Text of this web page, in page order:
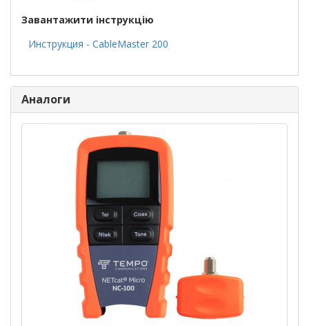
Завантажити інструкцію
Инструкция - CableMaster 200
Аналоги